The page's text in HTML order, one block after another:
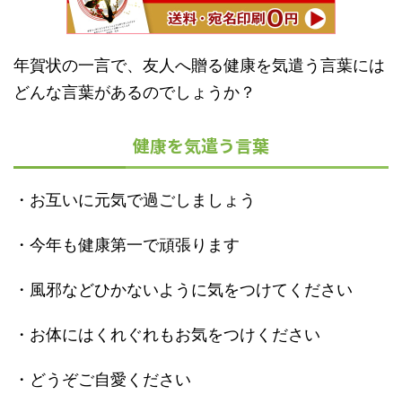
年賀状の一言で、友人へ贈る健康を気遣う言葉には
どんな言葉があるのでしょうか？
健康を気遣う言葉
・お互いに元気で過ごしましょう
・今年も健康第一で頑張ります
・風邪などひかないように気をつけてください
・お体にはくれぐれもお気をつけください
・どうぞご自愛ください